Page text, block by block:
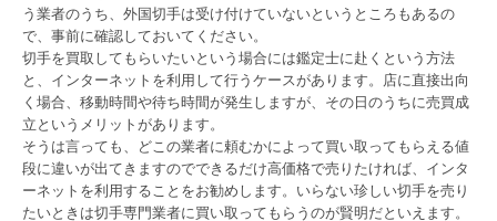
う業者のうち、外国切手は受け付けていないというところもあるの
で、事前に確認しておいてください。
切手を買取してもらいたいという場合には鑑定士に赴くという方法
と、インターネットを利用して行うケースがあります。店に直接出向
く場合、移動時間や待ち時間が発生しますが、その日のうちに売買成
立というメリットがあります。
そうは言っても、どこの業者に頼むかによって買い取ってもらえる値
段に違いが出てきますのでできるだけ高価格で売りたければ、インタ
ーネットを利用することをお勧めします。いらない珍しい切手を売り
たいときは切手専門業者に買い取ってもらうのが賢明だといえます。